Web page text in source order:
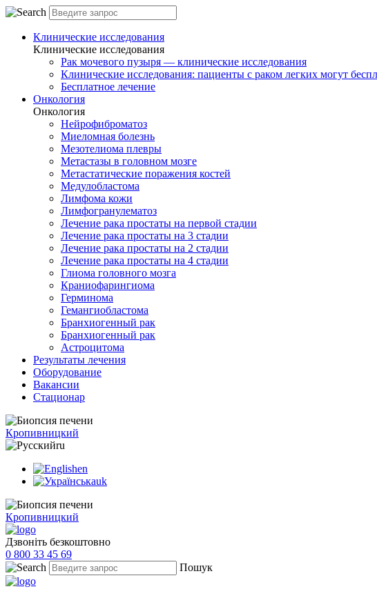
Клинические исследования
Клинические исследования
Рак мочевого пузыря — клинические исследования
Клинические исследования: пациенты с раком легких могут
Бесплатное лечение
Онкология
Онкология
Нейрофиброматоз
Миеломная болезнь
Мезотелиома плевры
Метастазы в головном мозге
Метастатические поражения костей
Медулобластома
Лимфома кожи
Лимфогранулематоз
Лечение рака простаты на первой стадии
Лечение рака простаты на 3 стадии
Лечение рака простаты на 2 стадии
Лечение рака простаты на 4 стадии
Глиома головного мозга
Краниофарингиома
Герминома
Гемангиобластома
Бранхиогенный рак
Бранхиогенный рак
Астроцитома
Результаты лечения
Оборудование
Вакансии
Стационар
Кропивницкий
ru
en
uk
Кропивницкий
Дзвоніть безкоштовно
0 800 33 45 69
Пошук